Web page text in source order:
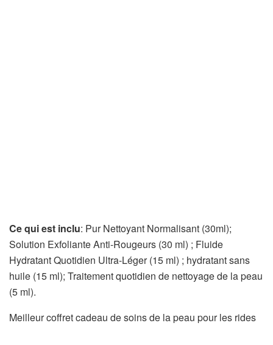
Ce qui est inclu: Pur Nettoyant Normalisant (30ml);
Solution Exfoliante Anti-Rougeurs (30 ml) ; Fluide
Hydratant Quotidien Ultra-Léger (15 ml) ; hydratant sans
huile (15 ml); Traitement quotidien de nettoyage de la peau
(5 ml).
Meilleur coffret cadeau de soins de la peau pour les rides